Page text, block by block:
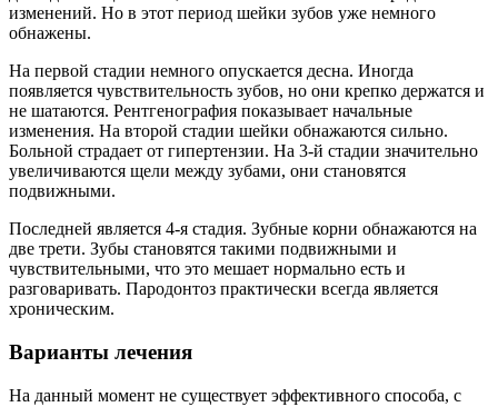
изменений. Но в этот период шейки зубов уже немного
обнажены.
На первой стадии немного опускается десна. Иногда
появляется чувствительность зубов, но они крепко держатся и
не шатаются. Рентгенография показывает начальные
изменения. На второй стадии шейки обнажаются сильно.
Больной страдает от гипертензии. На 3-й стадии значительно
увеличиваются щели между зубами, они становятся
подвижными.
Последней является 4-я стадия. Зубные корни обнажаются на
две трети. Зубы становятся такими подвижными и
чувствительными, что это мешает нормально есть и
разговаривать. Пародонтоз практически всегда является
хроническим.
Варианты лечения
На данный момент не существует эффективного способа, с